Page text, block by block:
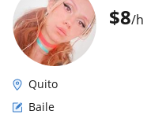
$8/h
Quito
Baile